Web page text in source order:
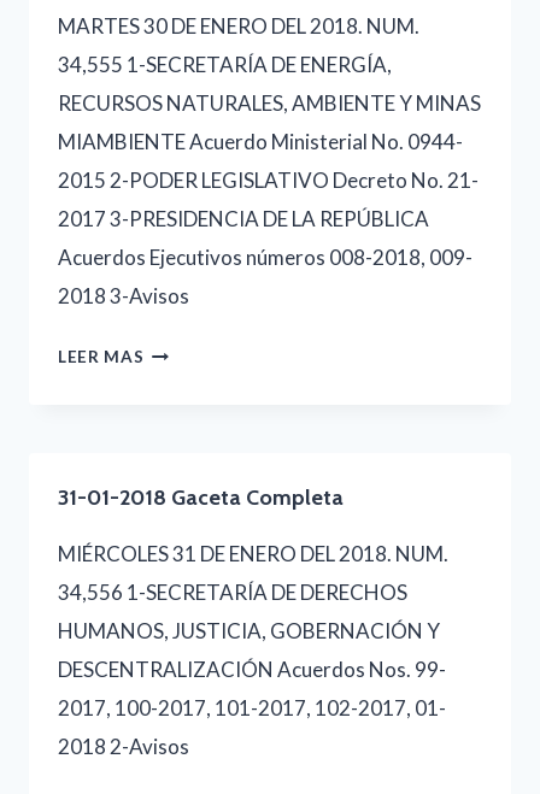
MARTES 30 DE ENERO DEL 2018. NUM.
34,555 1-SECRETARÍA DE ENERGÍA,
RECURSOS NATURALES, AMBIENTE Y MINAS
MIAMBIENTE Acuerdo Ministerial No. 0944-
2015 2-PODER LEGISLATIVO Decreto No. 21-
2017 3-PRESIDENCIA DE LA REPÚBLICA
Acuerdos Ejecutivos números 008-2018, 009-
2018 3-Avisos
LEER MAS 30-
COMPLETA
31-01-2018 Gaceta Completa
MIÉRCOLES 31 DE ENERO DEL 2018. NUM.
34,556 1-SECRETARÍA DE DERECHOS
HUMANOS, JUSTICIA, GOBERNACIÓN Y
DESCENTRALIZACIÓN Acuerdos Nos. 99-
2017, 100-2017, 101-2017, 102-2017, 01-
2018 2-Avisos